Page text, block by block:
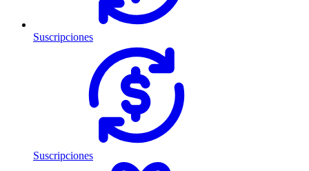
Suscripciones
Suscripciones